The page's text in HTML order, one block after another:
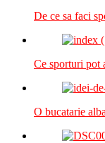
De ce sa faci
Ce sporturi pot
O bucatarie